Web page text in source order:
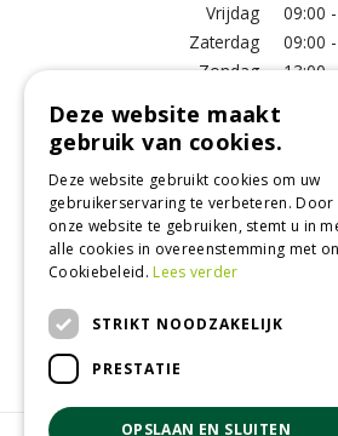
Vrijdag
09:00
Zaterdag
09:00
Zondag
13:00
Meer
Informatie
Over ons
Algemene
Verzend- en
Deze website maakt
gebruik van cookies.
Deze website gebruikt cookies om uw
gebruikerservaring te verbeteren. Door
onze website te gebruiken, stemt u in
alle cookies in overeenstemming met
Cookiebeleid.Lees verder
STRIKT NOODZAKELIJK
PRESTATIE
OPSLAAN EN SLUITEN